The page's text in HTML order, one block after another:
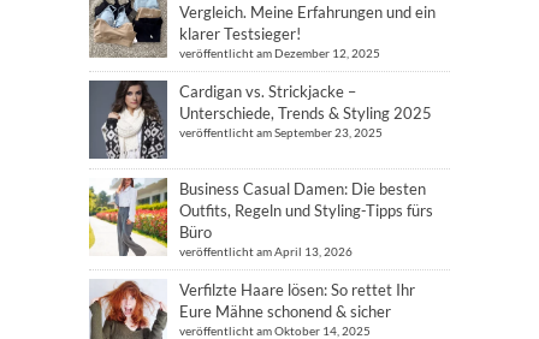
Vergleich. Meine Erfahrungen und ein
klarer Testsieger!
veröffentlicht am Dezember 12, 2025
Cardigan vs. Strickjacke –
Unterschiede, Trends & Styling 2025
veröffentlicht am September 23, 2025
Business Casual Damen: Die besten
Outfits, Regeln und Styling-Tipps fürs
Büro
veröffentlicht am April 13, 2026
Verfilzte Haare lösen: So rettet Ihr
Eure Mähne schonend & sicher
veröffentlicht am Oktober 14, 2025